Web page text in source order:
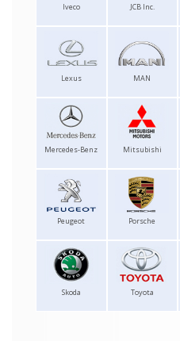
Iveco JCB Inc.
Lexus MAN
Mercedes-Benz Mitsubishi
Peugeot Porsche
Skoda Toyota